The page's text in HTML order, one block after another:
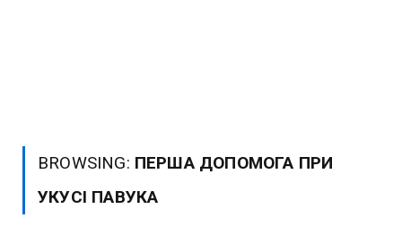
BROWSING: ПЕРША ДОПОМОГА ПРИ
УКУСІ ПАВУКА